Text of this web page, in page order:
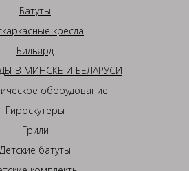
Батуты
кресла
Бильярд
В МИНСКЕ И БЕЛАРУСИ
оборудование
Гироскутеры
Грили
Детские батуты